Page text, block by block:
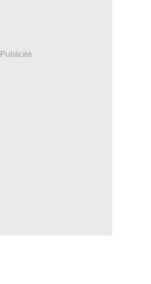
Publicité